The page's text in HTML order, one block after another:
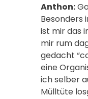
Anthon:
Besonders
ist mir das
mir rum
gedacht
eine
ich selber
Mülltüte